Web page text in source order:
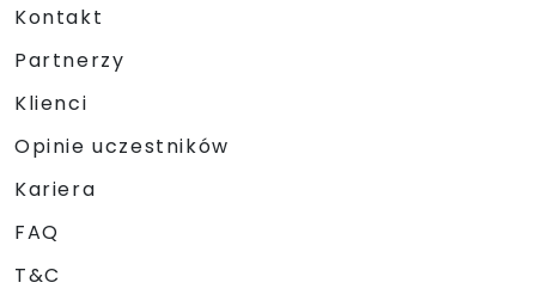
Kontakt
Partnerzy
Klienci
Opinie uczestników
Kariera
FAQ
T&C